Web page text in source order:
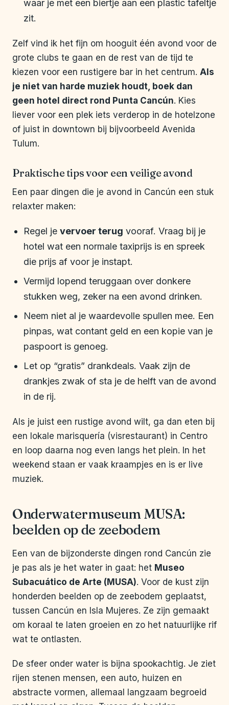
waar je met een biertje aan een plastic tafeltje
zit.
Zelf vind ik het fijn om hooguit één avond voor de
grote clubs te gaan en de rest van de tijd te
kiezen voor een rustigere bar in het centrum. Als
je niet van harde muziek houdt, boek dan
geen hotel direct rond Punta Cancún. Kies
liever voor een plek iets verderop in de hotelzone
of juist in downtown bij bijvoorbeeld Avenida
Tulum.
Praktische tips voor een veilige avond
Een paar dingen die je avond in Cancún een stuk
relaxter maken:
Regel je vervoer terug vooraf. Vraag bij je
hotel wat een normale taxiprijs is en spreek
die prijs af voor je instapt.
Vermijd lopend teruggaan over donkere
stukken weg, zeker na een avond drinken.
Neem niet al je waardevolle spullen mee. Een
pinpas, wat contant geld en een kopie van je
paspoort is genoeg.
Let op “gratis” drankdeals. Vaak zijn de
drankjes zwak of sta je de helft van de avond
in de rij.
Als je juist een rustige avond wilt, ga dan eten bij
een lokale marisquería (visrestaurant) in Centro
en loop daarna nog even langs het plein. In het
weekend staan er vaak kraampjes en is er live
muziek.
Onderwatermuseum MUSA:
beelden op de zeebodem
Een van de bijzonderste dingen rond Cancún zie
je pas als je het water in gaat: het Museo
Subacuático de Arte (MUSA). Voor de kust zijn
honderden beelden op de zeebodem geplaatst,
tussen Cancún en Isla Mujeres. Ze zijn gemaakt
om koraal te laten groeien en zo het natuurlijke rif
wat te ontlasten.
De sfeer onder water is bijna spookachtig. Je ziet
rijen stenen mensen, een auto, huizen en
abstracte vormen, allemaal langzaam begroeid